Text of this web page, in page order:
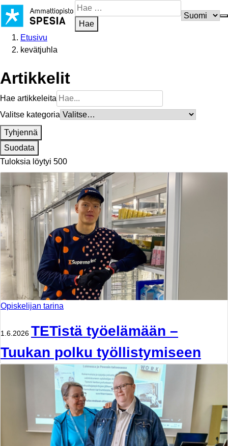
Siirry
sisältöön
Hae
sivustosta
Hae
Etusivu
kevätjuhla
Artikkelit
Hae artikkeleita
Valitse kategoria
Tyhjennä
Suodata
Tuloksia löytyi 500
Opiskelijan tarina
1.6.2026 TETistä työelämään –
Tuukan polku työllistymiseen